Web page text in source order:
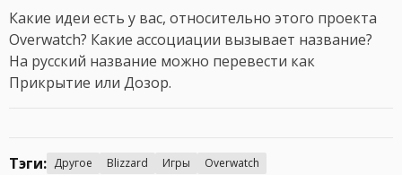
Какие идеи есть у вас, относительно этого проекта
Overwatch? Какие ассоциации вызывает название?
На русский название можно перевести как
Прикрытие или Дозор.
Тэги: Другое Blizzard Игры Overwatch